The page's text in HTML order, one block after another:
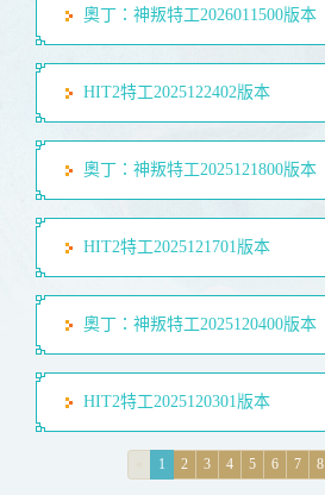
奧丁：神叛特工2026011500版本
HIT2特工2025122402版本
奧丁：神叛特工2025121800版本
HIT2特工2025121701版本
奧丁：神叛特工2025120400版本
HIT2特工2025120301版本
1 2 3 4 5 6 7 8